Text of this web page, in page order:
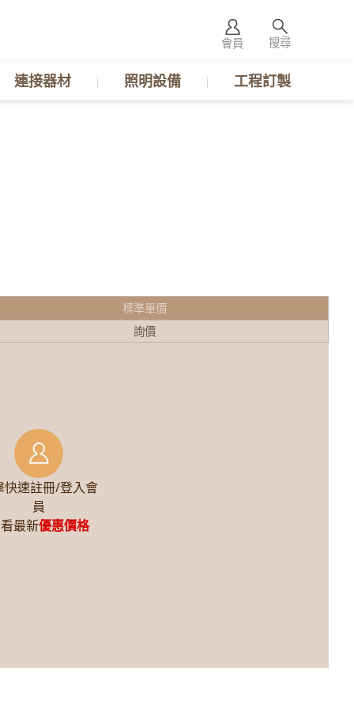
會員 搜尋
連接器材 照明設備 工程訂製
快速註冊/登入會
員
最新優惠價格
標準單價
詢價